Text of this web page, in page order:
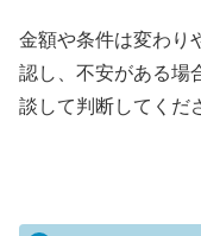
金額や条件は変わり
認し、不安がある場
談して判断してくだ